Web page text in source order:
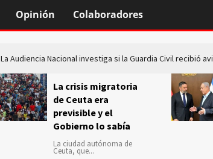
Opinión Colaboradores
La Audiencia Nacional investiga si la Guardia Civil recibió
La crisis migratoria
de Ceuta era
previsible y el
Gobierno lo sabía
La ciudad autónoma de
Ceuta, que...